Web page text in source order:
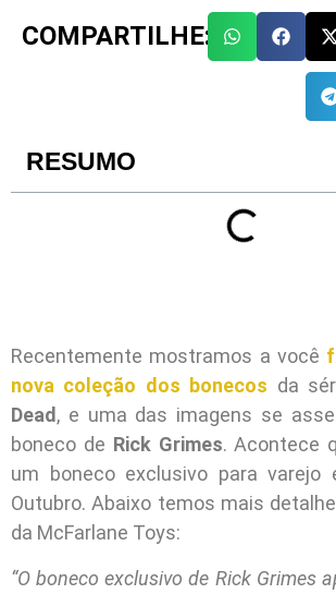
COMPARTILHE:
RESUMO
Recentemente mostramos a você
nova coleção dos bonecos da
Dead, e uma das imagens se
boneco de Rick Grimes. Acontece
um boneco exclusivo para varejo
Outubro. Abaixo temos mais
da McFarlane Toys:
“O boneco exclusivo de Rick Grimes